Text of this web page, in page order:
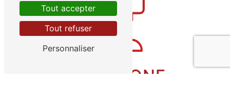
TÉLÉPHONE
Tout accepter
Tout refuser
Personnaliser